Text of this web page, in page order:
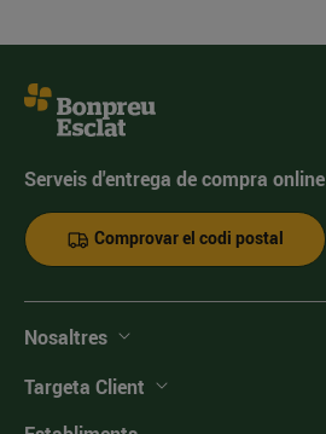
Serveis d'entrega de compra online
Comprovar el codi postal
Nosaltres
Targeta Client